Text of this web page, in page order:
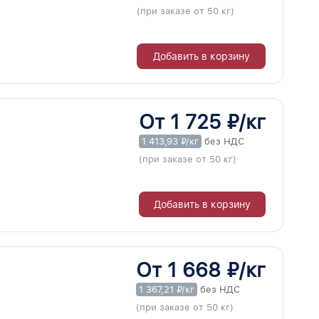
(при заказе от 50 кг)
Добавить в корзину
От 1 725 ₽/кг
1 413,93 ₽/кг без НДС
(при заказе от 50 кг)
Добавить в корзину
От 1 668 ₽/кг
1 367,21 ₽/кг без НДС
(при заказе от 50 кг)